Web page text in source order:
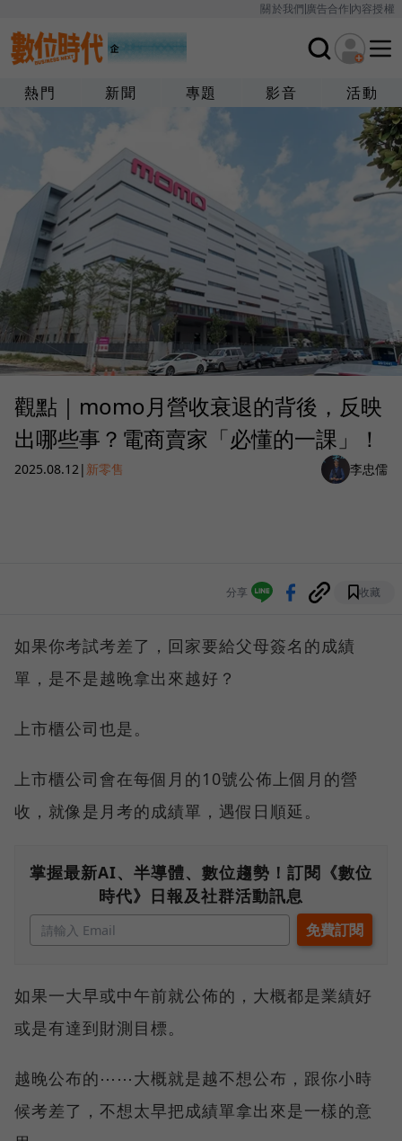
關於我們廣告合作內容授權
熱門 新聞 專題 影音 活動
觀點｜momo月營收衰退的背後，反映
出哪些事？電商賣家「必懂的一課」！
2025.08.12| 新零售 李忠儒
分享 收藏
如果你考試考差了，回家要給父母簽名的成績
單，是不是越晚拿出來越好？
上市櫃公司也是。
上市櫃公司會在每個月的10號公佈上個月的營
收，就像是月考的成績單，遇假日順延。
掌握最新AI、半導體、數位趨勢！訂閱《數位
時代》日報及社群活動訊息
如果一大早或中午前就公佈的，大概都是業績好
或是有達到財測目標。
越晚公布的⋯⋯大概就是越不想公布，跟你小時
候考差了，不想太早把成績單拿出來是一樣的意